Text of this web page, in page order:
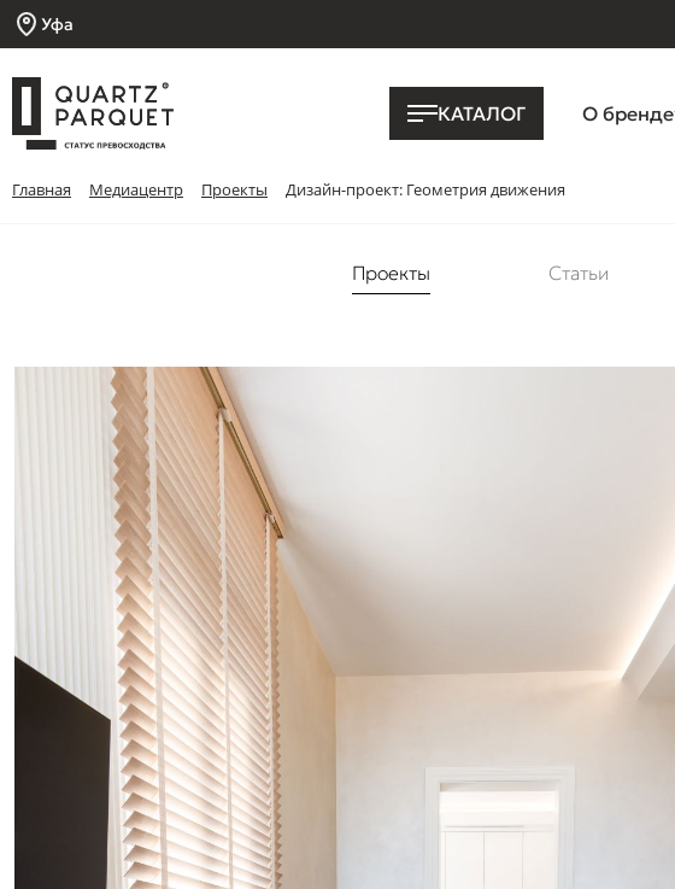
Уфа
КАТАЛОГ О бренде
Главная Медиацентр Проекты Дизайн-проект: Геометрия движения
Проекты Статьи